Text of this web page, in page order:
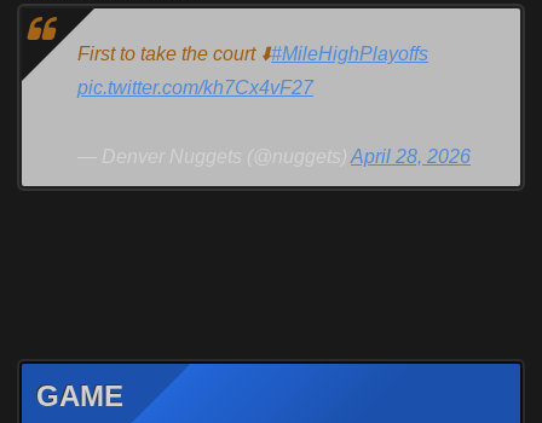
First to take the court ⬇️#MileHighPlayoffs
pic.twitter.com/kh7Cx4vF27
— Denver Nuggets (@nuggets) April 28, 2026
GAME